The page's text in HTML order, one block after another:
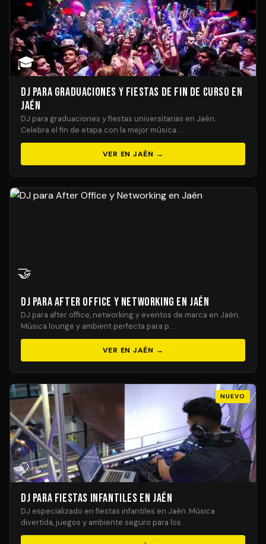
🎓
DJ para Graduaciones y Fiestas de Fin de Curso en
Jaén
DJ para graduaciones y fiestas universitarias en Jaén.
Celebra el fin de etapa con la mejor música. …
VER EN JAÉN →
🤝
DJ para After Office y Networking en Jaén
DJ para after office, networking y eventos de marca en Jaén.
Música lounge y ambient perfecta para p…
VER EN JAÉN →
NUEVO
🎈
DJ para Fiestas Infantiles en Jaén
DJ especializado en fiestas infantiles en Jaén. Música
divertida, juegos y ambiente seguro para los …